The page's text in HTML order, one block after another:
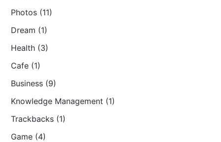
Photos (11)
Dream (1)
Health (3)
Cafe (1)
Business (9)
Knowledge Management (1)
Trackbacks (1)
Game (4)